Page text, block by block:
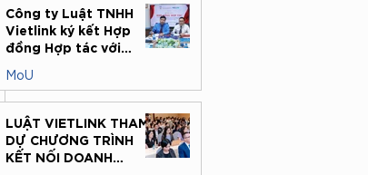
Công ty Luật TNHH
Vietlink ký kết Hợp
đồng Hợp tác với
pháp lý cho doanh
nghiệp nhỏ và vừa, Cục
Pháp luật Dân sự và
Kinh tế, Bộ Tư pháp
MoU
LUẬT VIETLINK THAM
DỰ CHƯƠNG TRÌNH
KẾT NỐI DOANH